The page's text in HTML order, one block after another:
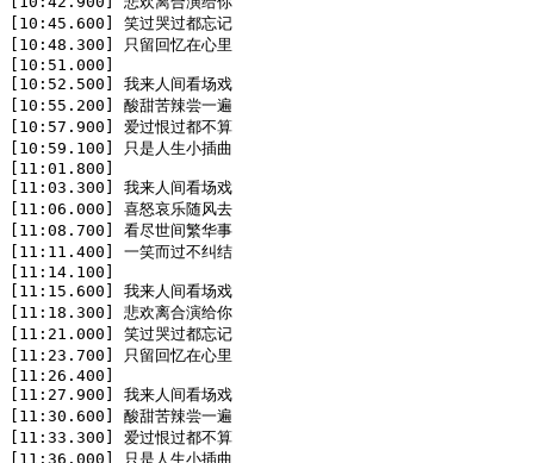
[10:45.600] 笑过哭过都忘记
[10:48.300] 只留回忆在心里
[10:51.000]
[10:52.500] 我来人间看场戏
[10:55.200] 酸甜苦辣尝一遍
[10:57.900] 爱过恨过都不算
[10:59.100] 只是人生小插曲
[11:01.800]
[11:03.300] 我来人间看场戏
[11:06.000] 喜怒哀乐随风去
[11:08.700] 看尽世间繁华事
[11:11.400] 一笑而过不纠结
[11:14.100]
[11:15.600] 我来人间看场戏
[11:18.300] 悲欢离合演给你
[11:21.000] 笑过哭过都忘记
[11:23.700] 只留回忆在心里
[11:26.400]
[11:27.900] 我来人间看场戏
[11:30.600] 酸甜苦辣尝一遍
[11:33.300] 爱过恨过都不算
[11:36.000] 只是人生小插曲